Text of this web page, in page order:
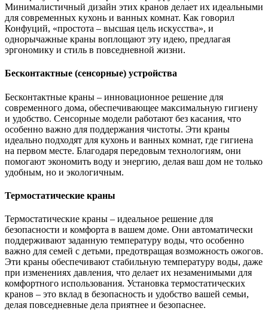
Минималистичный дизайн этих кранов делает их идеальными
для современных кухонь и ванных комнат. Как говорил
Конфуций, «простота – высшая цель искусства», и
однорычажные краны воплощают эту идею, предлагая
эргономику и стиль в повседневной жизни.
Бесконтактные (сенсорные) устройства
Бесконтактные краны – инновационное решение для
современного дома, обеспечивающее максимальную гигиену
и удобство. Сенсорные модели работают без касания, что
особенно важно для поддержания чистоты. Эти краны
идеально подходят для кухонь и ванных комнат, где гигиена
на первом месте. Благодаря передовым технологиям, они
помогают экономить воду и энергию, делая ваш дом не только
удобным, но и экологичным.
Термостатические краны
Термостатические краны – идеальное решение для
безопасности и комфорта в вашем доме. Они автоматически
поддерживают заданную температуру воды, что особенно
важно для семей с детьми, предотвращая возможность ожогов.
Эти краны обеспечивают стабильную температуру воды, даже
при изменениях давления, что делает их незаменимыми для
комфортного использования. Установка термостатических
кранов – это вклад в безопасность и удобство вашей семьи,
делая повседневные дела приятнее и безопаснее.